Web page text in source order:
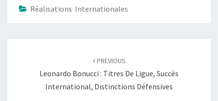
Réalisations Internationales
PREVIOUS
Leonardo Bonucci : Titres De Ligue, Succès
International, Distinctions Défensives